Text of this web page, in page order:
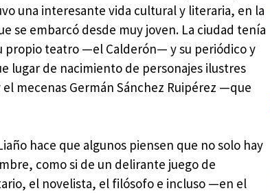
una interesante vida cultural y literaria, en la
se embarcó desde muy joven. La ciudad tenía
propio teatro —el Calderón— y su periódico y
lugar de nacimiento de personajes ilustres
mecenas Germán Sánchez Ruipérez —que
hace que algunos piensen que no solo hay
como si de un delirante juego de
el novelista, el filósofo e incluso —en el